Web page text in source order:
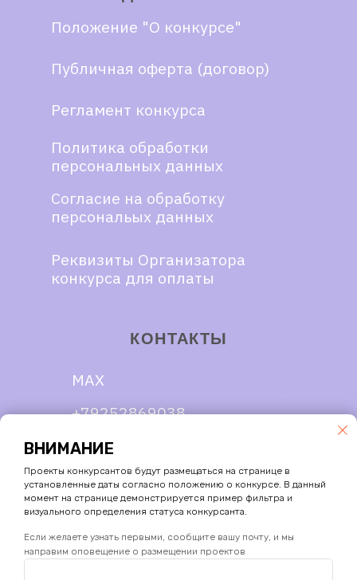
ВНИМАНИЕ
Проекты конкурсантов будут размещаться на странице в
установленные даты согласно положению о конкурсе. В данный
момент на странице демонстрируется пример фильтра и
визуального определения статуса конкурсанта.
Если желаете узнать первыми, сообщите вашу почту, и мы
направим оповещение о размещении проектов